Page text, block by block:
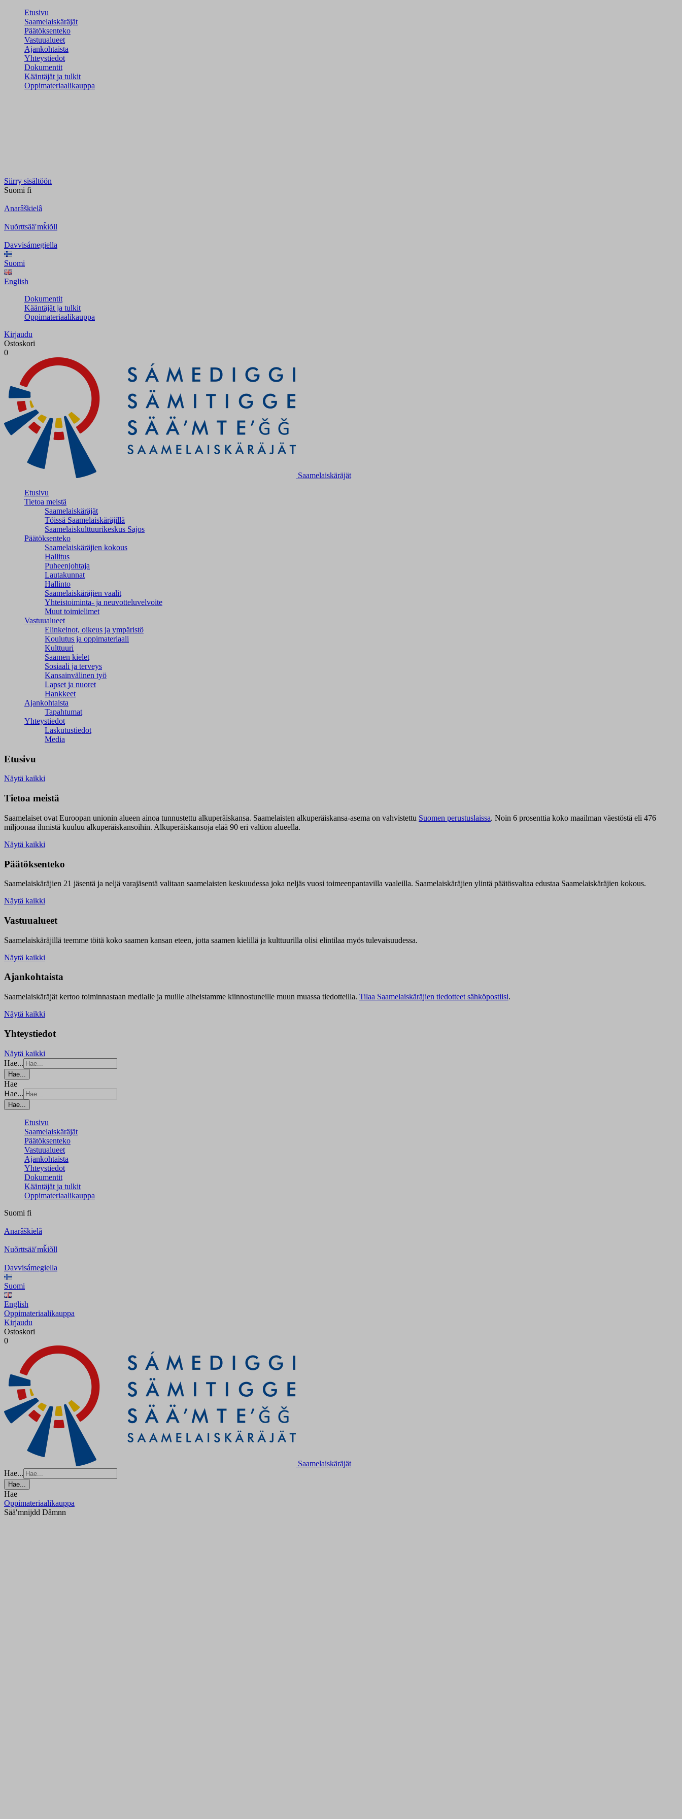
Etusivu
Saamelaiskäräjät
Päätöksenteko
Vastuualueet
Ajankohtaista
Yhteystiedot
Dokumentit
Kääntäjät ja tulkit
Oppimateriaalikauppa
Siirry sisältöön
Suomi fi
Anarâškielâ
Nuõrttsääʹmǩiõll
Davvisámegiella
Suomi
English
Dokumentit
Kääntäjät ja tulkit
Oppimateriaalikauppa
Kirjaudu
Ostoskori
0
Saamelaiskäräjät
Etusivu
Tietoa meistä
Saamelaiskäräjät
Töissä Saamelaiskäräjillä
Saamelaiskulttuuri­keskus Sajos
Päätöksenteko
Saamelaiskäräjien kokous
Hallitus
Puheenjohtaja
Lautakunnat
Hallinto
Saamelaiskäräjien vaalit
Yhteistoiminta- ja neuvotteluvelvoite
Muut toimielimet
Vastuualueet
Elinkeinot, oikeus ja ympäristö
Koulutus ja oppimateriaali
Kulttuuri
Saamen kielet
Sosiaali ja terveys
Kansainvälinen työ
Lapset ja nuoret
Hankkeet
Ajankohtaista
Tapahtumat
Yhteystiedot
Laskutustiedot
Media
Etusivu
Näytä kaikki
Tietoa meistä
Saamelaiset ovat Euroopan unionin alueen ainoa tunnustettu alkuperäiskansa. Saamelaisten alkuperäiskansa-asema on vahvistettu Suomen perustuslaissa. Noin 6 prosenttia koko maailman väestöstä eli 476
miljoonaa ihmistä kuuluu alkuperäiskansoihin. Alkuperäiskansoja elää 90 eri valtion alueella.
Näytä kaikki
Päätöksenteko
Saamelaiskäräjien 21 jäsentä ja neljä varajäsentä valitaan saamelaisten keskuudessa joka neljäs vuosi toimeenpantavilla vaaleilla. Saamelaiskäräjien ylintä päätösvaltaa edustaa Saamelaiskäräjien kokous.
Näytä kaikki
Vastuualueet
Saamelaiskäräjillä teemme töitä koko saamen kansan eteen, jotta saamen kielillä ja kulttuurilla olisi elintilaa myös tulevaisuudessa.
Näytä kaikki
Ajankohtaista
Saamelaiskäräjät kertoo toiminnastaan medialle ja muille aiheistamme kiinnostuneille muun muassa tiedotteilla. Tilaa Saamelaiskäräjien tiedotteet sähköpostiisi.
Näytä kaikki
Yhteystiedot
Näytä kaikki
Hae...
Hae...
Hae
Hae...
Hae...
Etusivu
Saamelaiskäräjät
Päätöksenteko
Vastuualueet
Ajankohtaista
Yhteystiedot
Dokumentit
Kääntäjät ja tulkit
Oppimateriaalikauppa
Suomi fi
Anarâškielâ
Nuõrttsääʹmǩiõll
Davvisámegiella
Suomi
English
Oppimateriaalikauppa
Kirjaudu
Ostoskori
0
Saamelaiskäräjät
Hae...
Hae...
Hae
Oppimateriaalikauppa
Sääʹmnijdd Dåmnn